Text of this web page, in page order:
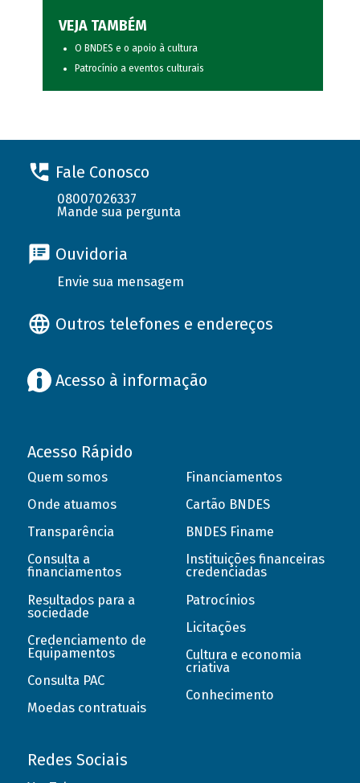
VEJA TAMBÉM
O BNDES e o apoio à cultura
Patrocínio a eventos culturais
Fale Conosco
08007026337
Mande sua pergunta
Ouvidoria
Envie sua mensagem
Outros telefones e endereços
Acesso à informação
Acesso Rápido
Quem somos
Onde atuamos
Transparência
Consulta a
financiamentos
Resultados para a
sociedade
Credenciamento de
Equipamentos
Consulta PAC
Moedas contratuais
Financiamentos
Cartão BNDES
BNDES Finame
Instituições financeiras
credenciadas
Patrocínios
Licitações
Cultura e economia
criativa
Conhecimento
Redes Sociais